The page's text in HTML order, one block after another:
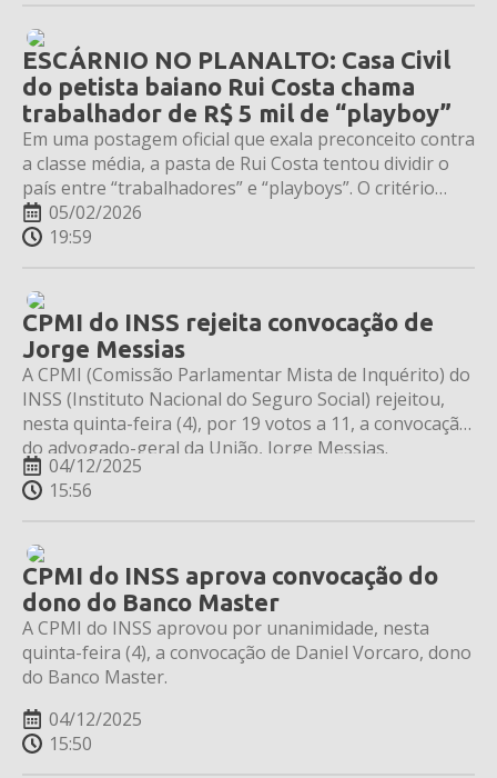
ESCÁRNIO NO PLANALTO: Casa Civil
do petista baiano Rui Costa chama
trabalhador de R$ 5 mil de “playboy”
Em uma postagem oficial que exala preconceito contra
a classe média, a pasta de Rui Costa tentou dividir o
país entre “trabalhadores” e “playboys”. O critério
para o insulto? Ganhar pouco mais de três salários
mínimos. Após o vexame e a revolta nas redes, o post
05/02/2026
19:59
CPMI do INSS rejeita convocação de
Jorge Messias
A CPMI (Comissão Parlamentar Mista de Inquérito) do
INSS (Instituto Nacional do Seguro Social) rejeitou,
nesta quinta-feira (4), por 19 votos a 11, a convocação
do advogado-geral da União, Jorge Messias.
04/12/2025
15:56
CPMI do INSS aprova convocação do
dono do Banco Master
A CPMI do INSS aprovou por unanimidade, nesta
quinta-feira (4), a convocação de Daniel Vorcaro, dono
do Banco Master.
04/12/2025
15:50